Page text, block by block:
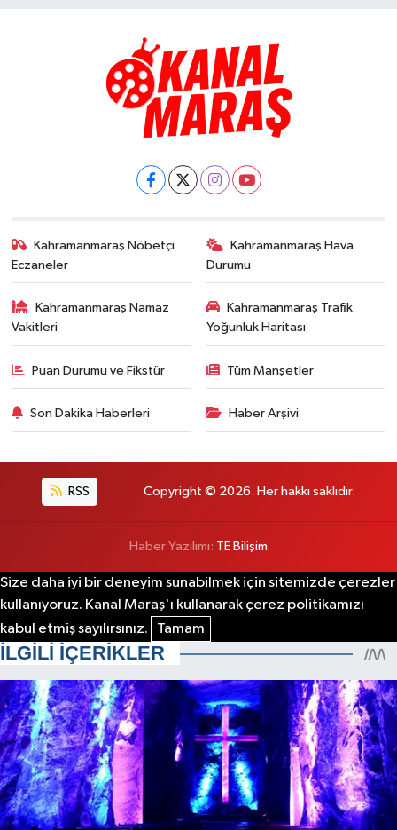
Kahramanmaraş Nöbetçi
Eczaneler
Kahramanmaraş Hava
Durumu
Kahramanmaraş Namaz
Vakitleri
Kahramanmaraş Trafik
Yoğunluk Haritası
Puan Durumu ve Fikstür Tüm Manşetler
Son Dakika Haberleri Haber Arşivi
RSS Copyright © 2026. Her hakkı saklıdır.
Haber Yazılımı: TE Bilişim
Size daha iyi bir deneyim sunabilmek için sitemizde çerezler
kullanıyoruz. Kanal Maraş'ı kullanarak çerez politikamızı
kabul etmiş sayılırsınız.
Tamam